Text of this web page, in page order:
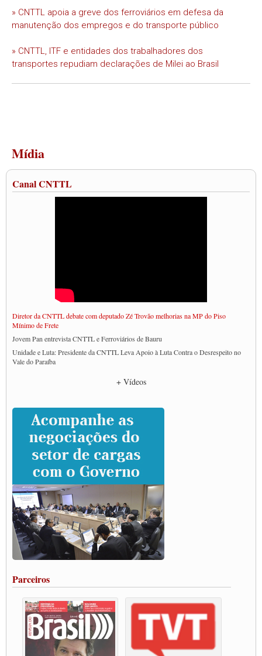
» CNTTL apoia a greve dos ferroviários em defesa da
manutenção dos empregos e do transporte público
» CNTTL, ITF e entidades dos trabalhadores dos
transportes repudiam declarações de Milei ao Brasil
Mídia
Canal CNTTL
Diretor da CNTTL debate com deputado Zé Trovão melhorias na MP do Piso
Mínimo de Frete
Jovem Pan entrevista CNTTL e Ferroviários de Bauru
Unidade e Luta: Presidente da CNTTL Leva Apoio à Luta Contra o Desrespeito no
Vale do Paraíba
Caminhoneiros prometem paralisação e cobram diálogo com Lula
CNTTL e lideranças de caminhoneiros participam de debate sobre saúde nas
rodovias
Paulinho e Litti debatem política global para transporte rodoviário de cargas na
SUTCRA no Uruguai
Grande Conquista da Categoria transporte de Cargas e Caminhoneiros Autonomos
ENCONTRO INTERNACIONAL EM APOIO A CLASSE TRABALHADORA
DO BRASIL E A ELEIÇÃO 2022
Carta às Brasileiras e aos Brasileiros em Defesa do Estado Democrático de Direito
Paulinho, presidente da CNTTL, faz balanço do 3º Congresso da CNTTL
Caminhoneiros aprovam greve a partir do 1º de novembro
Rodoviários de Feira Santana fazem Assembleia para avaliar proposta de reajuste
salarial
Vacina Já: Lockdown de 24 horas dos trabalhadores em transportes está mantido,
Condutores de Guarulhos farão greve sanitária nesta terça-feira (20)
Paralisação dos Caminhoneiros na #BR285, entrocamento que liga o Mercosul ao
Rio Grande
Caminhoneiros bloqueiam duas faixas na Castello Branco e fazem protesto
+ Vídeos
Parceiros